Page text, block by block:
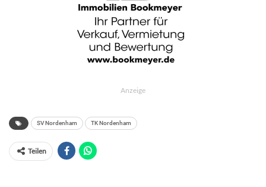
Anzeige
SV Nordenham TK Nordenham
Teilen